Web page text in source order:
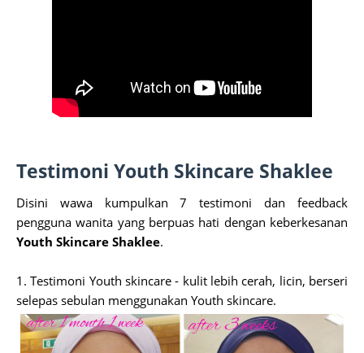
Testimoni Youth Skincare Shaklee
Disini wawa kumpulkan 7 testimoni dan feedback
pengguna wanita yang berpuas hati dengan keberkesanan
Youth Skincare Shaklee.
1. Testimoni Youth skincare - kulit lebih cerah, licin, berseri
selepas sebulan menggunakan Youth skincare.